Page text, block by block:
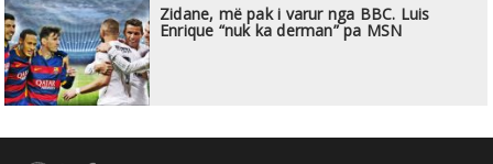
Zidane, më pak i varur nga BBC. Luis
Enrique “nuk ka derman” pa MSN